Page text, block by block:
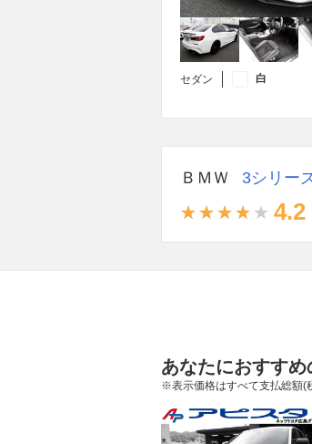
セダン 白
ＢＭＷ 3シリー
4.2
あなたにおすす
※表示価格はすべて支払総額(